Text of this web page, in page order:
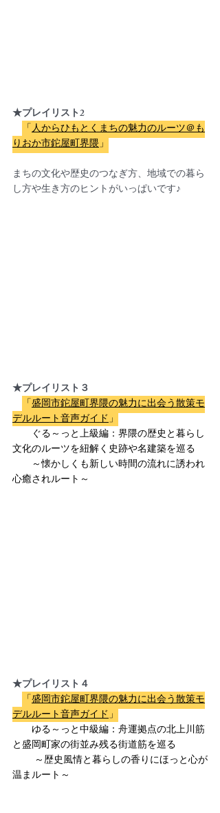
★プレイリスト2
「人からひもとくまちの魅力のルーツ＠も
りおか市鉈屋町界隈」
まちの文化や歴史のつなぎ方、地域での暮ら
し方や生き方のヒントがいっぱいです♪
★プレイリスト３
「盛岡市鉈屋町界隈の魅力に出会う散策モ
デルルート音声ガイド」
ぐる～っと上級編：界隈の歴史と暮らし
文化のルーツを紐解く史跡や名建築を巡る
～懐かしくも新しい時間の流れに誘われ
心癒されルート～
★プレイリスト４
「盛岡市鉈屋町界隈の魅力に出会う散策モ
デルルート音声ガイド」
ゆる～っと中級編：舟運拠点の北上川筋
と盛岡町家の街並み残る街道筋を巡る
温まルート～